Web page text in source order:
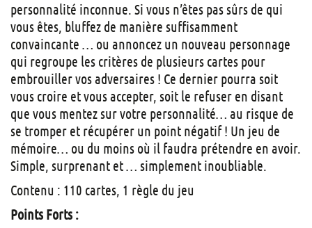
personnalité inconnue. Si vous n’êtes pas sûrs de qui
vous êtes, bluffez de manière suffisamment
convaincante … ou annoncez un nouveau personnage
qui regroupe les critères de plusieurs cartes pour
embrouiller vos adversaires ! Ce dernier pourra soit
vous croire et vous accepter, soit le refuser en disant
que vous mentez sur votre personnalité… au risque de
se tromper et récupérer un point négatif ! Un jeu de
mémoire… ou du moins où il faudra prétendre en avoir.
Simple, surprenant et … simplement inoubliable.
Contenu : 110 cartes, 1 règle du jeu
Points Forts :